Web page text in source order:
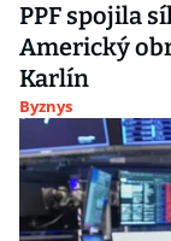
PPF spojila
Americký
Karlín
Byznys